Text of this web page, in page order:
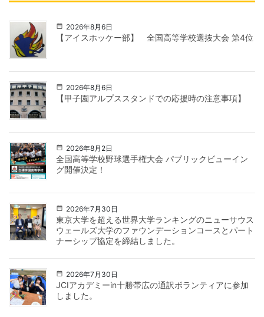
2026年8月6日
【アイスホッケー部】 全国高等学校選抜大会 第4位
2026年8月6日
【甲子園アルプススタンドでの応援時の注意事項】
2026年8月2日
全国高等学校野球選手権大会 パブリックビューイン
グ開催決定！
2026年7月30日
東京大学を超える世界大学ランキングのニューサウス
ウェールズ大学のファウンデーションコースとパート
ナーシップ協定を締結しました。
2026年7月30日
JCIアカデミーin十勝帯広の通訳ボランティアに参加
しました。